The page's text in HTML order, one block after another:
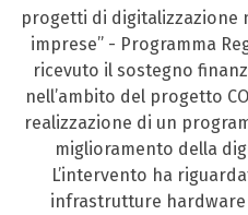
progetti di digitalizzazione
imprese” - Programma
ricevuto il sostegno
nell’ambito del progetto
realizzazione di un
miglioramento della
L’intervento ha
infrastrutture